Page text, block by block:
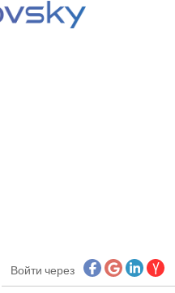
Войти через